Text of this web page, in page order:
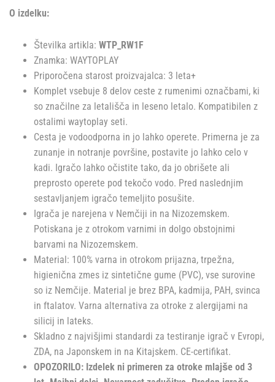
O izdelku:
Številka artikla: WTP_RW1F
Znamka: WAYTOPLAY
Priporočena starost proizvajalca: 3 leta+
Komplet vsebuje 8 delov ceste z rumenimi označbami, ki
so značilne za letališča in leseno letalo. Kompatibilen z
ostalimi waytoplay seti.
Cesta je vodoodporna in jo lahko operete. Primerna je za
zunanje in notranje površine, postavite jo lahko celo v
kadi. Igračo lahko očistite tako, da jo obrišete ali
preprosto operete pod tekočo vodo. Pred naslednjim
sestavljanjem igračo temeljito posušite.
Igrača je narejena v Nemčiji in na Nizozemskem.
Potiskana je z otrokom varnimi in dolgo obstojnimi
barvami na Nizozemskem.
Material: 100% varna in otrokom prijazna, trpežna,
higienična zmes iz sintetične gume (PVC), vse surovine
so iz Nemčije. Material je brez BPA, kadmija, PAH, svinca
in ftalatov. Varna alternativa za otroke z alergijami na
silicij in lateks.
Skladno z najvišjimi standardi za testiranje igrač v Evropi,
ZDA, na Japonskem in na Kitajskem. CE-certifikat.
OPOZORILO: Izdelek ni primeren za otroke mlajše od 3